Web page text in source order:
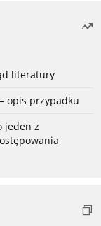
literatury
opis przypadku
jeden z